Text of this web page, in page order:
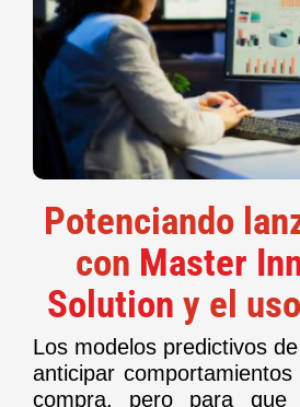
Potenciando
con Master
Solution y el
Los modelos predictivos
anticipar
compra, pero para